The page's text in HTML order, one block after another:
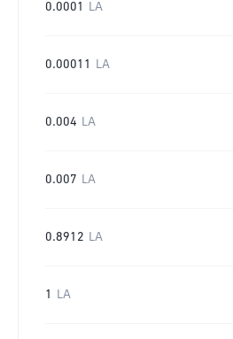
0.0001 LA
0.00011 LA
0.004 LA
0.007 LA
0.8912 LA
1 LA